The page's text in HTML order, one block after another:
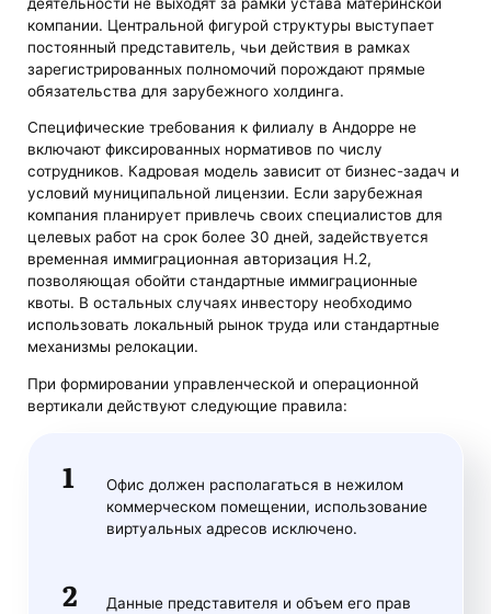
компании. Центральной фигурой структуры выступает
постоянный представитель, чьи действия в рамках
зарегистрированных полномочий порождают прямые
обязательства для зарубежного холдинга.
Специфические требования к филиалу в Андорре не
включают фиксированных нормативов по числу
сотрудников. Кадровая модель зависит от бизнес-задач и
условий муниципальной лицензии. Если зарубежная
компания планирует привлечь своих специалистов для
целевых работ на срок более 30 дней, задействуется
временная иммиграционная авторизация H.2,
позволяющая обойти стандартные иммиграционные
квоты. В остальных случаях инвестору необходимо
использовать локальный рынок труда или стандартные
механизмы релокации.
При формировании управленческой и операционной
вертикали действуют следующие правила:
Офис должен располагаться в нежилом
коммерческом помещении, использование
виртуальных адресов исключено.
Данные представителя и объем его прав